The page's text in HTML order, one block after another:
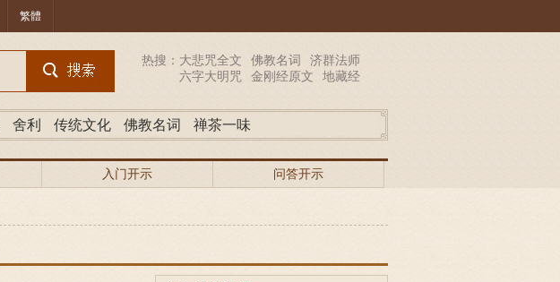
繁體
热搜： 大悲咒全文 佛教名词
济群法师
六字大明咒
金刚经原文 地藏经
舍利 传统文化 佛教名词 禅茶一味
入门开示 问答开示